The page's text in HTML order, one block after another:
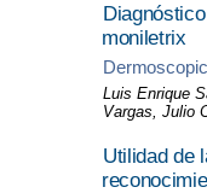
moniletrix
Luis Enrique
Vargas, Julio
Utilidad de